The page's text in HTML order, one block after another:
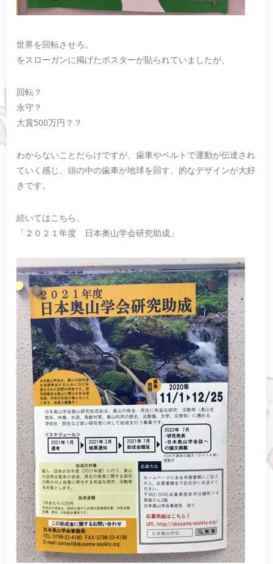
世界を回転させろ。
をスローガンに掲げたポスターが貼られていましたが、
回転？
永守？
大賞500万円？？
わからないことだらけですが、歯車やベルトで運動が伝達され
ていく感じ、頭の中の歯車が地球を回す、的なデザインが大好
きです。
続いてはこちら、
「２０２１年度 日本奥山学会研究助成」